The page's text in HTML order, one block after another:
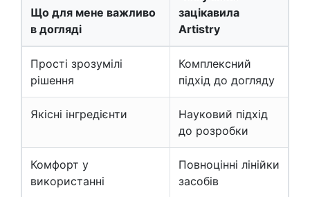
Що для мене важливо
в догляді
зацікавила
Artistry
Прості зрозумілі
рішення
Комплексний
підхід до догляду
Якісні інгредієнти
Науковий підхід
до розробки
Комфорт у
використанні
Повноцінні лінійки
засобів